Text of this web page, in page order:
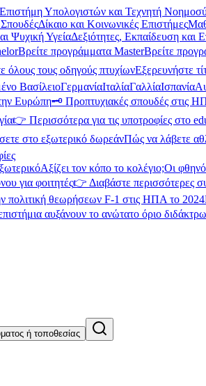
Επιστήμη Υπολογιστών και Τεχνητή
Δίκαιο και Κοινωνικές Επιστήμες
Ψυχική ΥγείαΔεξιότητες, Εκπαίδευση και
Βρείτε προγράμματα MasterΒρείτε
όλους τους οδηγούς πτυχίωνΕξερευνήστε
ΒασίλειοΓερμανίαΙταλίαΓαλλίαΙσπανία
Ευρώπη🗝️ Προπτυχιακές σπουδές στις
👉 Περισσότερα για τις υποτροφίες στο
στο εξωτερικό δωρεάνΠώς να λάβετε
Αξίζει τον κόπο το κολέγιο;Οι
για φοιτητές👉 Διαβάστε περισσότερες
πολιτική θεωρήσεων F-1 στις ΗΠΑ το 2024
αυξάνουν το ανώτατο όριο
ή τοποθεσίας